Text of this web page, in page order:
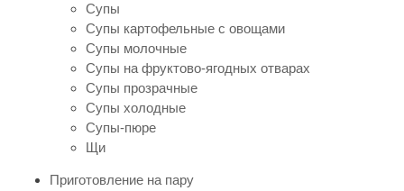
Супы
Супы картофельные с овощами
Супы молочные
Супы на фруктово-ягодных отварах
Супы прозрачные
Супы холодные
Супы-пюре
Щи
Приготовление на пару